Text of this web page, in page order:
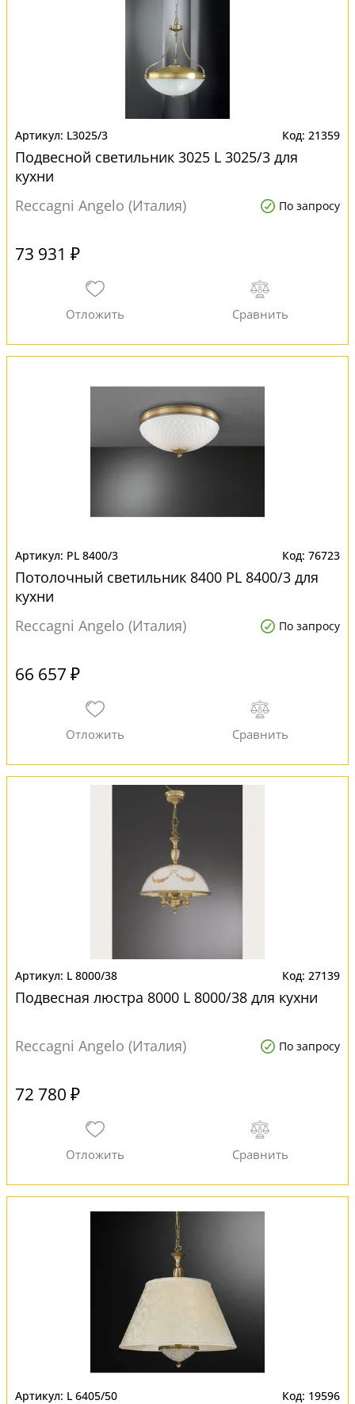
L3025/3 21359
Подвесной светильник 3025 L 3025/3 для
кухни
Reccagni Angelo (Италия)
По запросу
73 931 ₽
PL 8400/3 76723
Потолочный светильник 8400 PL 8400/3 для
кухни
Reccagni Angelo (Италия)
По запросу
66 657 ₽
L 8000/38 27139
Подвесная люстра 8000 L 8000/38 для кухни
Reccagni Angelo (Италия) По запросу
72 780 ₽
L 6405/50 19596